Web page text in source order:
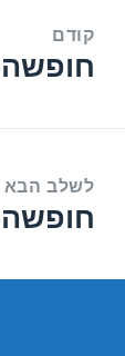
קודם
הפוסט
חופשה
לשלב הבא
הפוסט
חופשה